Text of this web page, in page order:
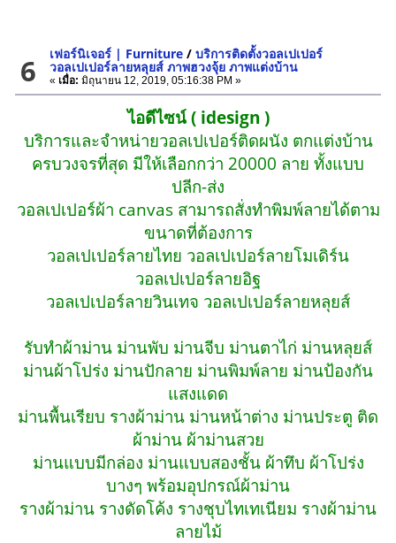
6 เฟอร์นิเจอร์ | Furniture /บริการติดตั้งวอลเปเปอร์
วอลเปเปอร์ลายหลุยส์ ภาพฮวงจุ้ย ภาพแต่งบ้าน
« เมื่อ: มิถุนายน 12, 2019, 05:16:38 PM »
ไอดีไซน์ ( idesign )
บริการและจำหน่ายวอลเปเปอร์ติดผนัง ตกแต่งบ้าน
ครบวงจรที่สุด มีให้เลือกกว่า 20000 ลาย ทั้งแบบ
ปลีก-ส่ง
วอลเปเปอร์ผ้า canvas สามารถสั่งทำพิมพ์ลายได้ตาม
ขนาดที่ต้องการ
วอลเปเปอร์ลายไทย วอลเปเปอร์ลายโมเดิร์น
วอลเปเปอร์ลายอิฐ
วอลเปเปอร์ลายวินเทจ วอลเปเปอร์ลายหลุยส์
รับทำผ้าม่าน ม่านพับ ม่านจีบ ม่านตาไก่ ม่านหลุยส์
ม่านผ้าโปร่ง ม่านปักลาย ม่านพิมพ์ลาย ม่านป้องกัน
แสงแดด
ม่านพื้นเรียบ รางผ้าม่าน ม่านหน้าต่าง ม่านประตู ติด
ผ้าม่าน ผ้าม่านสวย
ม่านแบบมีกล่อง ม่านแบบสองชั้น ผ้าทึบ ผ้าโปร่ง
บางๆ พร้อมอุปกรณ์ผ้าม่าน
รางผ้าม่าน รางดัดโค้ง รางชุบไทเทเนียม รางผ้าม่าน
ลายไม้